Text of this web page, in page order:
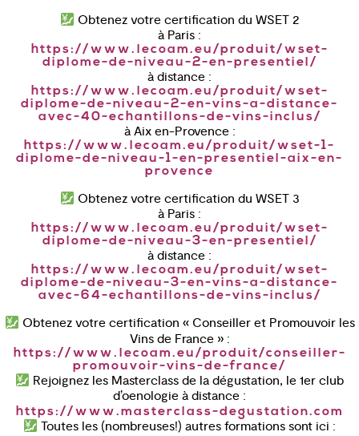
Obtenez votre certification du WSET 2
à Paris :
https://www.lecoam.eu/produit/wset-
diplome-de-niveau-2-en-presentiel/
à distance :
https://www.lecoam.eu/produit/wset-
diplome-de-niveau-2-en-vins-a-distance-
avec-40-echantillons-de-vins-inclus/
à Aix en-Provence :
https://www.lecoam.eu/produit/wset-1-
diplome-de-niveau-1-en-presentiel-aix-en-
provence
Obtenez votre certification du WSET 3
à Paris :
https://www.lecoam.eu/produit/wset-
diplome-de-niveau-3-en-presentiel/
à distance :
https://www.lecoam.eu/produit/wset-
diplome-de-niveau-3-en-vins-a-distance-
avec-64-echantillons-de-vins-inclus/
Obtenez votre certification « Conseiller et Promouvoir les
Vins de France » :
https://www.lecoam.eu/produit/conseiller-
promouvoir-vins-de-france/
Rejoignez les Masterclass de la dégustation, le 1er club
d’oenologie à distance :
https://www.masterclass-degustation.com
Toutes les (nombreuses!) autres formations sont ici :